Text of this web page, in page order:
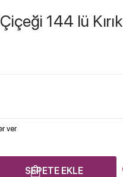
144 lü Kırık
ver
SEPETE EKLE